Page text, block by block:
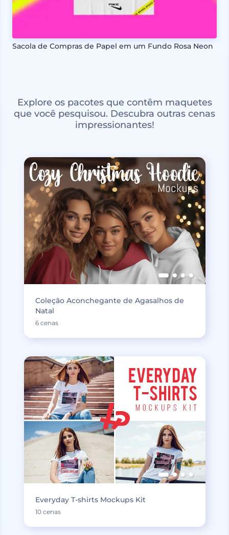
Sacola de Compras de Papel em um Fundo Rosa Neon
Explore os pacotes que contêm maquetes
que você pesquisou. Descubra outras cenas
impressionantes!
Coleção Aconchegante de Agasalhos de
Natal
6 cenas
Everyday T-shirts Mockups Kit
10 cenas